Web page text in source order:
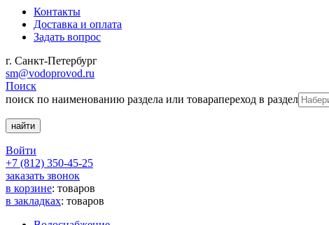
Контакты
Доставка и оплата
Задать вопрос
г. Санкт-Петербург
sm@vodoprovod.ru
Поиск
поиск по наименованию раздела или товарапереход в раздел
Войти
+7 (812) 350-45-25
заказать звонок
в корзине: товаров
в закладках: товаров